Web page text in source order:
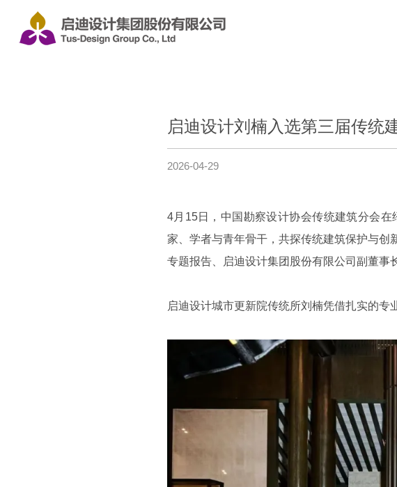
启迪设计刘楠入选第三届传统
2026-04-29
4月15日，中国勘察设计协会传统建筑分会
家、学者与青年骨干，共探传统建筑保护与
专题报告、启迪设计集团股份有限公司副董事
启迪设计城市更新院传统所刘楠凭借扎实的专